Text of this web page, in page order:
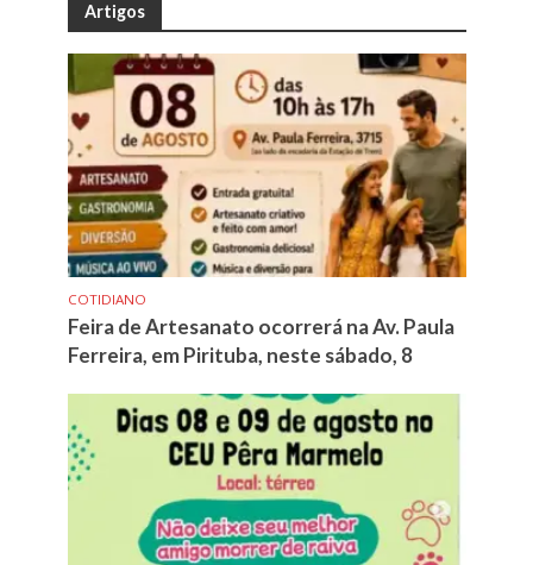
Artigos
COTIDIANO
Feira de Artesanato ocorrerá na Av. Paula
Ferreira, em Pirituba, neste sábado, 8